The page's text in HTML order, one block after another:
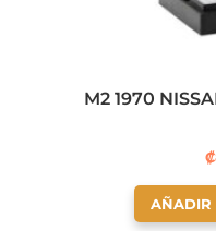
M2 1970
₡
AÑADIR